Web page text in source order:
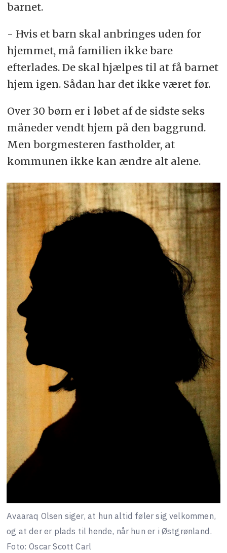
barnet.
- Hvis et barn skal anbringes uden for
hjemmet, må familien ikke bare
efterlades. De skal hjælpes til at få barnet
hjem igen. Sådan har det ikke været før.
Over 30 børn er i løbet af de sidste seks
måneder vendt hjem på den baggrund.
Men borgmesteren fastholder, at
kommunen ikke kan ændre alt alene.
Avaaraq Olsen siger, at hun altid føler sig velkommen,
og at der er plads til hende, når hun er i Østgrønland.
Foto: Oscar Scott Carl